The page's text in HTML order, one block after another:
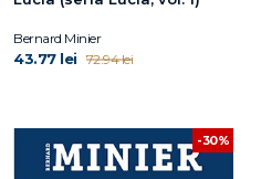
Bernard Minier
43.77 lei 72.94 lei
-30%